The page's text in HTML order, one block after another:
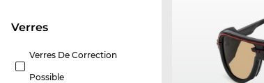
Verres
Verres De Correction
Possible